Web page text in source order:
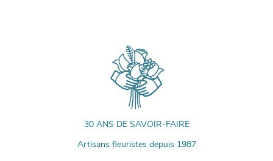
30 ANS DE SAVOIR-FAIRE
Artisans fleuristes depuis 1987